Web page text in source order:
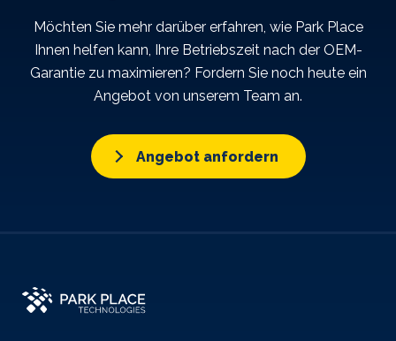
Möchten Sie mehr darüber erfahren, wie Park Place
Ihnen helfen kann, Ihre Betriebszeit nach der OEM-
Garantie zu maximieren? Fordern Sie noch heute ein
Angebot von unserem Team an.
Angebot anfordern